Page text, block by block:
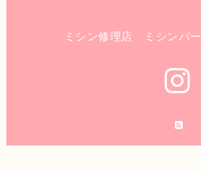
ミシン修理店 ミシンパ